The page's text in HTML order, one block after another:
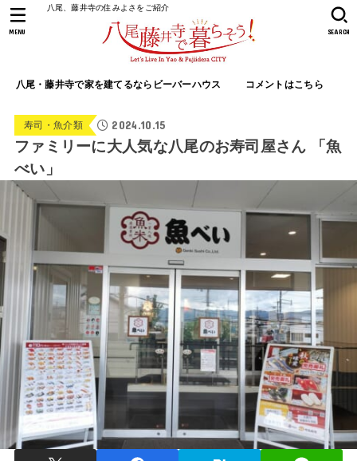
八尾、藤井寺の住みよさをご紹介
八尾・藤井寺で家を建てるならビーバーハウス コメントはこちら
SEARCH
MENU
寿司・魚介類 2024.10.15
ファミリーに大人気な八尾のお寿司屋さん 「魚
べい」